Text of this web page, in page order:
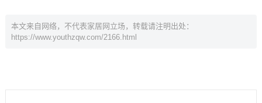
本文来自网络，不代表家居网立场，转载请注明出处：
https://www.youthzqw.com/2166.html